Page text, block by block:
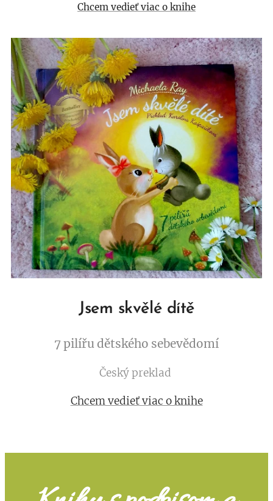
Chcem vedieť viac o knihe
Jsem skvělé dítě
7 pilířu dětského sebevědomí
Český preklad
Chcem vedieť viac o knihe